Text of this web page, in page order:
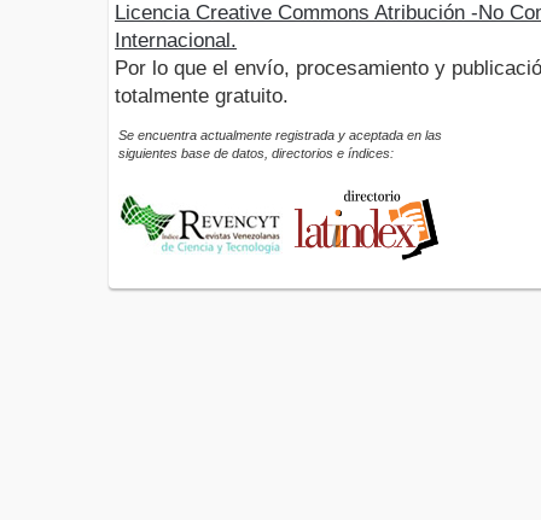
Licencia Creative Commons Atribución -No
Internacional.
Por lo que el envío, procesamiento y
totalmente gratuito.
Se encuentra actualmente registrada y aceptada en las
siguientes base de datos, directorios e índices: